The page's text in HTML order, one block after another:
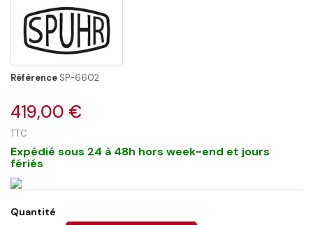
Référence SP-6602
419,00 €
TTC
Expédié sous 24 à 48h hors week-end et jours
fériés
Quantité